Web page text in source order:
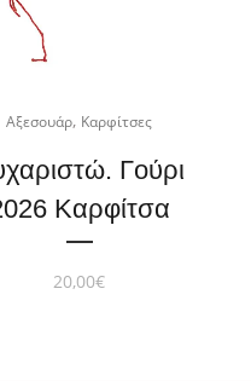
Αξεσουάρ, Καρφίτσες
Γούρι
Καρφίτσα
20,00€